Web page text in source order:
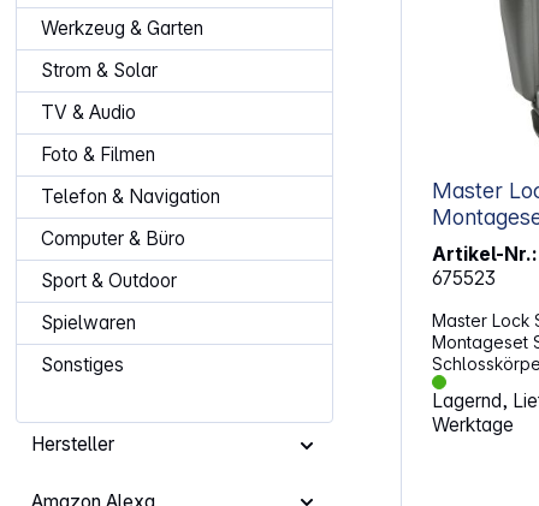
Werkzeug & Garten
Strom & Solar
TV & Audio
Foto & Filmen
Telefon & Navigation
Computer & Büro
Sport & Outdoor
Spielwaren
Sonstiges
Hersteller
Master
5415EURD
Artikel-Nr.:
675523
Master Lock
Montageset
mehreren
Zugangskarten Zu Ihrer
Lagernd,
Werktage